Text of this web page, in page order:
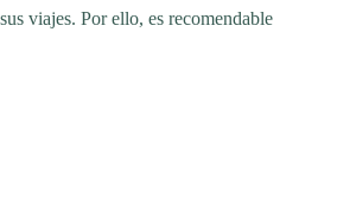
viajes. Por ello, es recomendable